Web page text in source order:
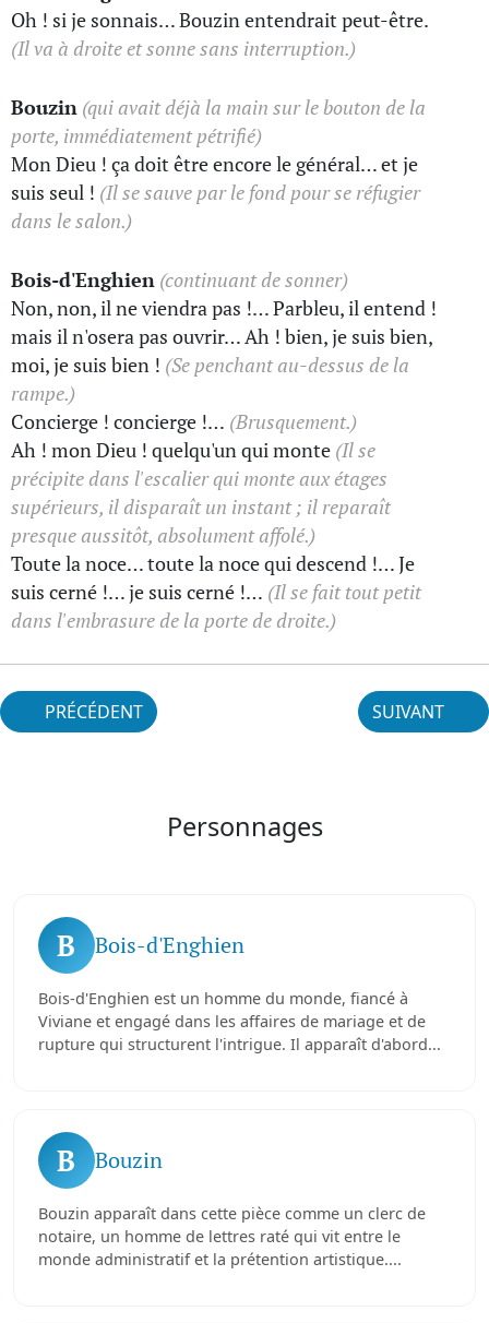
Oh ! si je sonnais… Bouzin entendrait peut-être.
(Il va à droite et sonne sans interruption.)
Bouzin (qui avait déjà la main sur le bouton de la
porte, immédiatement pétrifié)
Mon Dieu ! ça doit être encore le général… et je
suis seul ! (Il se sauve par le fond pour se réfugier
dans le salon.)
Bois-d'Enghien (continuant de sonner)
Non, non, il ne viendra pas !… Parbleu, il entend !
mais il n'osera pas ouvrir… Ah ! bien, je suis bien,
moi, je suis bien ! (Se penchant au-dessus de la
rampe.)
Concierge ! concierge !… (Brusquement.)
Ah ! mon Dieu ! quelqu'un qui monte (Il se
précipite dans l'escalier qui monte aux étages
supérieurs, il disparaît un instant ; il reparaît
presque aussitôt, absolument affolé.)
Toute la noce… toute la noce qui descend !… Je
suis cerné !… je suis cerné !… (Il se fait tout petit
dans l'embrasure de la porte de droite.)
PRÉCÉDENT SUIVANT
Personnages
B Bois-d'Enghien
Bois-d'Enghien est un homme du monde, fiancé à
Viviane et engagé dans les affaires de mariage et de
rupture qui structurent l'intrigue. Il apparaît d'abord...
B Bouzin
Bouzin apparaît dans cette pièce comme un clerc de
notaire, un homme de lettres raté qui vit entre le
monde administratif et la prétention artistique....